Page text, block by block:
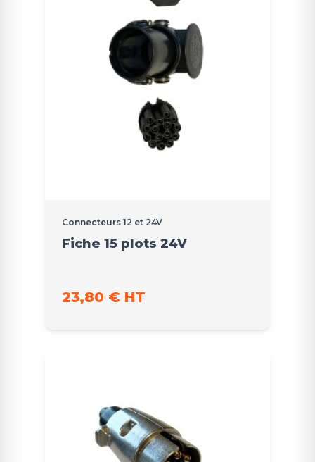
Connecteurs 12 et 24V
Fiche 15 plots 24V
23,80 € HT